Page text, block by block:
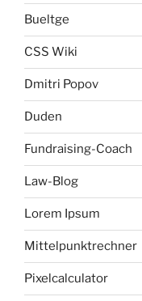
Bueltge
CSS Wiki
Dmitri Popov
Duden
Fundraising-Coach
Law-Blog
Lorem Ipsum
Mittelpunktrechner
Pixelcalculator